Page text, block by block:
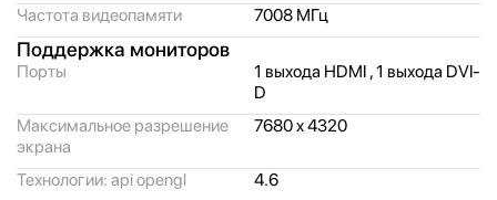
Частота видеопамяти 7008 МГц
Поддержка мониторов
Порты
1 выхода HDMI , 1 выхода DVI-
D
Максимальное разрешение
экрана
7680 x 4320
Технологии: api opengl
4.6